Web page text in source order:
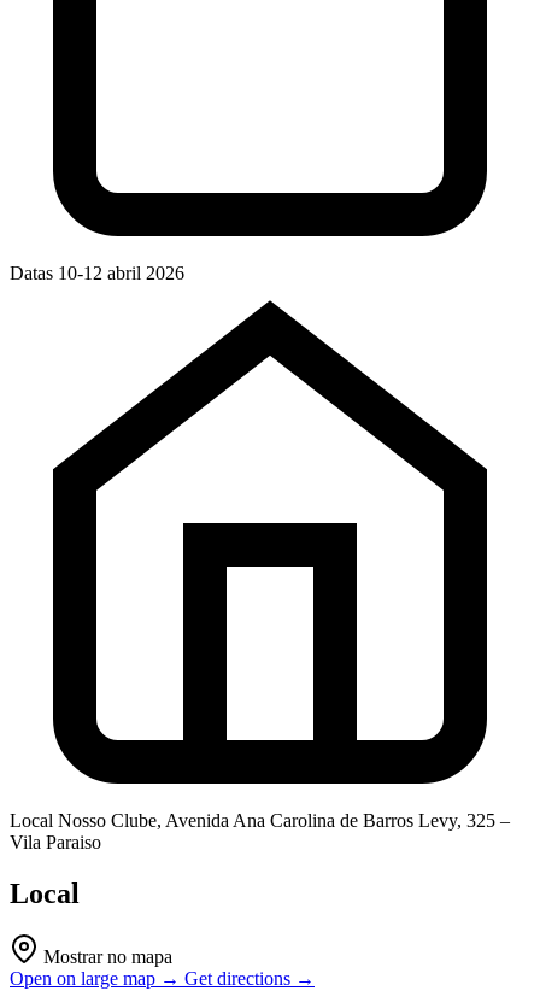
Datas 10-12 abril 2026
Local Nosso Clube, Avenida Ana Carolina de Barros Levy, 325 –
Vila Paraiso
Local
Mostrar no mapa
Open on large map → Get directions →